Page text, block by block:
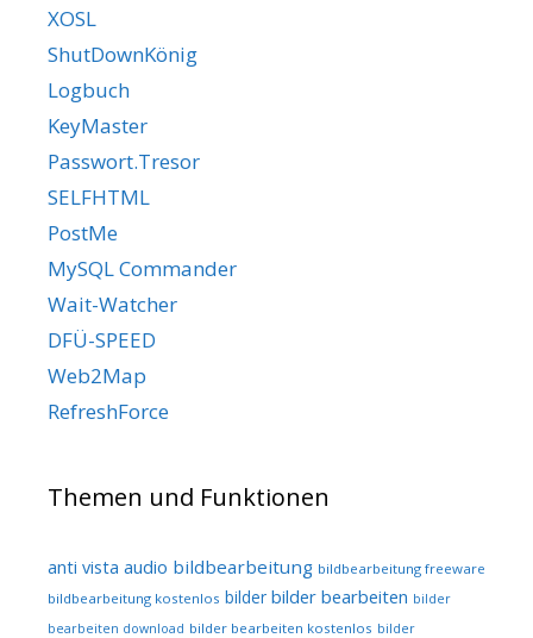
XOSL
ShutDownKönig
Logbuch
KeyMaster
Passwort.Tresor
SELFHTML
PostMe
MySQL Commander
Wait-Watcher
DFÜ-SPEED
Web2Map
RefreshForce
Themen und Funktionen
anti vista audio bildbearbeitung bildbearbeitung freeware
bildbearbeitung kostenlos bilder bilder bearbeiten bilder
bearbeiten download bilder bearbeiten kostenlos bilder